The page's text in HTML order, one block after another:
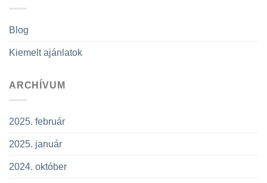
Blog
Kiemelt ajánlatok
ARCHÍVUM
2025. február
2025. január
2024. október